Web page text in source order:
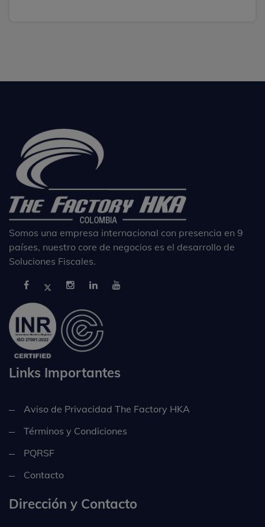
Somos una empresa internacional con presencia en 9
países, nuestro core de negocios es el desarrollo de
Soluciones Fiscales.
Links Importantes
Aviso de Privacidad The Factory HKA
Términos y Condiciones
PQRSF
Contacto
Dirección y Contacto